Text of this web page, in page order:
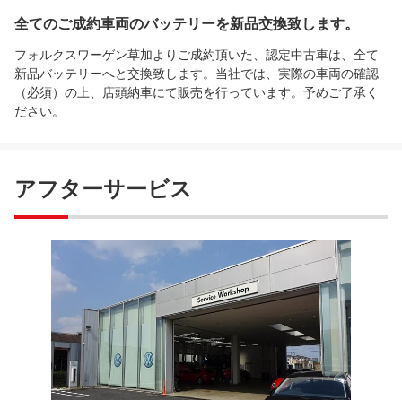
全てのご成約車両のバッテリーを新品交換致します。
フォルクスワーゲン草加よりご成約頂いた、認定中古車は、全て
新品バッテリーへと交換致します。当社では、実際の車両の確認
（必須）の上、店頭納車にて販売を行っています。予めご了承く
ださい。
アフターサービス